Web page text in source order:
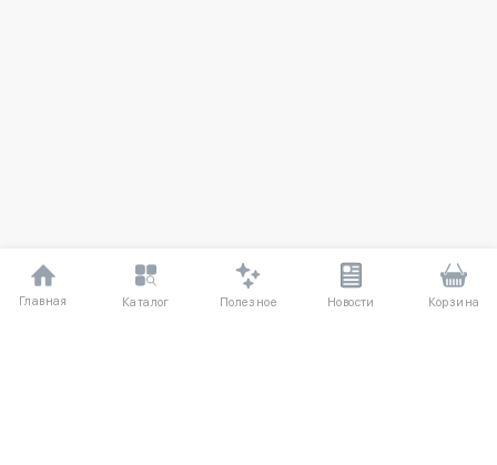
Главная Каталог Полезное Новости Корзина